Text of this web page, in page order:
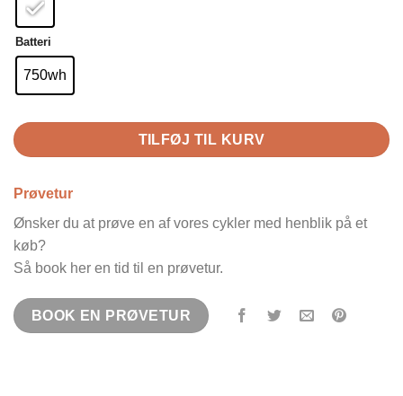
Batteri
750wh
TILFØJ TIL KURV
Prøvetur
Ønsker du at prøve en af vores cykler med henblik på et
køb?
Så book her en tid til en prøvetur.
BOOK EN PRØVETUR